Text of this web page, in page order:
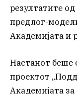
резултатите
предлог-
Академијата и
Настанот беше
проектот
Академијата